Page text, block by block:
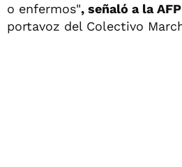
o enfermos", señaló a la
portavoz del Colectivo